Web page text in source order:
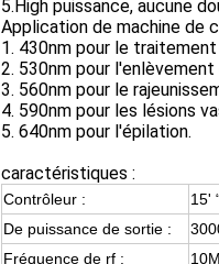
5.High puissance, aucune
Application de machine de
1. 430nm pour le traitement
2. 530nm pour
3. 560nm pour le
4. 590nm pour les lésions
5. 640nm pour l'épilation.
caractéristiques :
Contrôleur :
15'
De puissance de sortie :
Fréquence de rf :